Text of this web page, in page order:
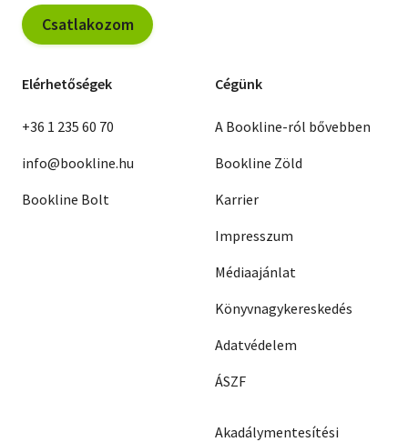
Csatlakozom
Elérhetőségek
+36 1 235 60 70
info@bookline.hu
Bookline Bolt
Cégünk
A Bookline-ról bővebben
Bookline Zöld
Karrier
Impresszum
Médiaajánlat
Könyvnagykereskedés
Adatvédelem
ÁSZF
Akadálymentesítési